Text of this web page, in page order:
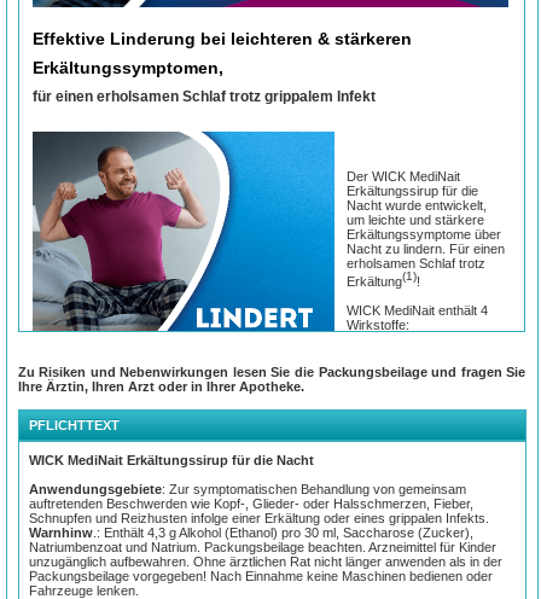
Effektive Linderung bei leichteren & stärkeren
Erkältungssymptomen,
für einen erholsamen Schlaf trotz grippalem Infekt
Der WICK MediNait
Erkältungssirup für die
Nacht wurde entwickelt,
um leichte und stärkere
Erkältungssymptome über
Nacht zu lindern. Für einen
erholsamen Schlaf trotz
Erkältung(1)!
WICK MediNait enthält 4
Wirkstoffe:
von Kopf-, Glieder- und
Halsschmerzen sowie
Abschwellung der
verstopfter Nase und
Dextromethorphan zur Linderung des Hustenreizes.
Zu Risiken und Nebenwirkungen lesen Sie die Packungsbeilage und fragen Sie
Ihre Ärztin, Ihren Arzt oder in Ihrer Apotheke.
PFLICHTTEXT
WICK MediNait Erkältungssirup für die Nacht
Anwendungsgebiete: Zur symptomatischen Behandlung von gemeinsam
auftretenden Beschwerden wie Kopf-, Glieder- oder Halsschmerzen, Fieber,
Schnupfen und Reizhusten infolge einer Erkältung oder eines grippalen Infekts.
Warnhinw .: Enthält 4,3 g Alkohol (Ethanol) pro 30 ml, Saccharose (Zucker),
Natriumbenzoat und Natrium. Packungsbeilage beachten. Arzneimittel für Kinder
unzugänglich aufbewahren. Ohne ärztlichen Rat nicht länger anwenden als in der
Packungsbeilage vorgegeben! Nach Einnahme keine Maschinen bedienen oder
Fahrzeuge lenken.